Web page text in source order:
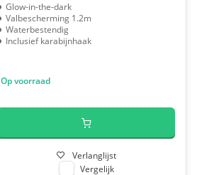
Glow-in-the-dark
Valbescherming 1.2m
Waterbestendig
Inclusief karabijnhaak
Op voorraad
Verlanglijst
Vergelijk